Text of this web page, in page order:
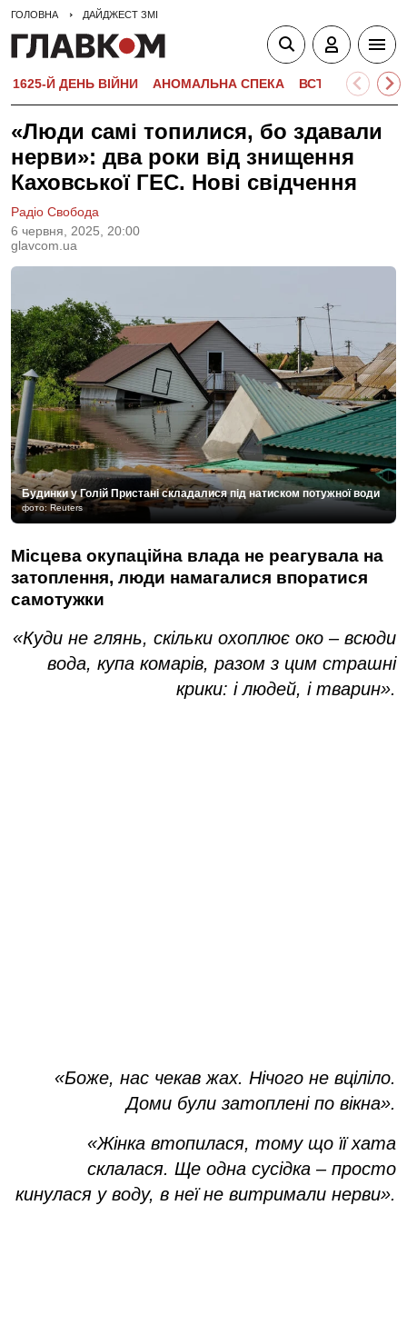
ГОЛОВНА ДАЙДЖЕСТ ЗМІ
1625-Й ДЕНЬ ВІЙНИ АНОМАЛЬНА СПЕКА ВСТУПНА
«Люди самі топилися, бо здавали
нерви»: два роки від знищення
Каховської ГЕС. Нові свідчення
6 червня, 2025, 20:00
glavcom.ua
Радіо Свобода
Будинки у Голій Пристані складалися під натиском потужної води
фото: Reuters
Місцева окупаційна влада не реагувала на
затоплення, люди намагалися впоратися
самотужки
«Куди не глянь, скільки охоплює око – всюди
вода, купа комарів, разом з цим страшні
крики: і людей, і тварин».
«Боже, нас чекав жах. Нічого не вціліло.
Доми були затоплені по вікна».
«Жінка втопилася, тому що її хата
склалася. Ще одна сусідка – просто
кинулася у воду, в неї не витримали нерви».